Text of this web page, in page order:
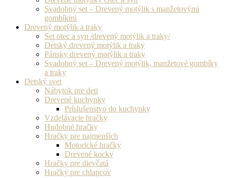
Svadobný set – Drevený motýlik s manžetovými
gombíkmi
Drevený motýlik a traky
Set otec a syn /drevený motýlik a traky/
Detský drevený motýlik a traky
Pánsky drevený motýlik a traky
Svadobný set – Drevený motýlik, manžetové gombíky
a traky
Detský svet
Nábytok pre deti
Drevené kuchynky
Príslušenstvo do kuchynky
Vzdelávacie hračky
Hudobné hračky
Hračky pre najmenších
Motorické hračky
Drevené kocky
Hračky pre dievčatá
Hračky pre chlapcov